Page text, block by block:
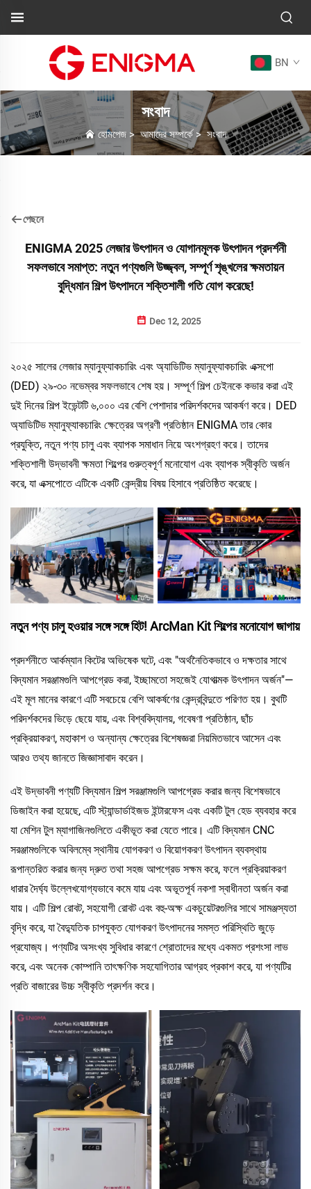
BN
সংবাদ
হোমপেজ >আমাদের সম্পর্কে>সংবাদ
পেছনে
ENIGMA 2025 লেজার উৎপাদন ও যোগানমূলক উৎপাদন প্রদর্শনী
সফলভাবে সমাপ্ত: নতুন পণ্যগুলি উজ্জ্বল, সম্পূর্ণ শৃঙ্খলের ক্ষমতায়ন
বুদ্ধিমান শিল্প উৎপাদনে শক্তিশালী গতি যোগ করেছে!
Dec 12, 2025
২০২৫ সালের লেজার ম্যানুফ্যাকচারিং এবং অ্যাডিটিভ ম্যানুফ্যাকচারিং এক্সপো
(DED) ২৯-৩০ নভেম্বর সফলভাবে শেষ হয়। সম্পূর্ণ শিল্প চেইনকে কভার করা এই
দুই দিনের শিল্প ইভেন্টটি ৬,০০০ এর বেশি পেশাদার পরিদর্শকদের আকর্ষণ করে। DED
অ্যাডিটিভ ম্যানুফ্যাকচারিং ক্ষেত্রের অগ্রণী প্রতিষ্ঠান ENIGMA তার কোর
প্রযুক্তি, নতুন পণ্য চালু এবং ব্যাপক সমাধান নিয়ে অংশগ্রহণ করে। তাদের
শক্তিশালী উদ্ভাবনী ক্ষমতা শিল্পের গুরুত্বপূর্ণ মনোযোগ এবং ব্যাপক স্বীকৃতি অর্জন
করে, যা এক্সপোতে এটিকে একটি কেন্দ্রীয় বিষয় হিসাবে প্রতিষ্ঠিত করেছে।
নতুন পণ্য চালু হওয়ার সঙ্গে সঙ্গে হিট! ArcMan Kit শিল্পের মনোযোগ জাগায়
প্রদর্শনীতে আর্কম্যান কিটের অভিষেক ঘটে, এবং "অর্থনৈতিকভাবে ও দক্ষতার সাথে
বিদ্যমান সরঞ্জামগুলি আপগ্রেড করা, ইচ্ছামতো সহজেই যোগাত্মক উৎপাদন অর্জন"—
এই মূল মানের কারণে এটি সবচেয়ে বেশি আকর্ষণের কেন্দ্রবিন্দুতে পরিণত হয়। বুথটি
পরিদর্শকদের ভিড়ে ছেয়ে যায়, এবং বিশ্ববিদ্যালয়, গবেষণা প্রতিষ্ঠান, ছাঁচ
প্রক্রিয়াকরণ, মহাকাশ ও অন্যান্য ক্ষেত্রের বিশেষজ্ঞরা নিয়মিতভাবে আসেন এবং
আরও তথ্য জানতে জিজ্ঞাসাবাদ করেন।
এই উদ্ভাবনী পণ্যটি বিদ্যমান শিল্প সরঞ্জামগুলি আপগ্রেড করার জন্য বিশেষভাবে
ডিজাইন করা হয়েছে, এটি স্ট্যান্ডার্ডাইজড ইন্টারফেস এবং একটি টুল হেড ব্যবহার করে
যা মেশিন টুল ম্যাগাজিনগুলিতে একীভূত করা যেতে পারে। এটি বিদ্যমান CNC
সরঞ্জামগুলিকে অবিলম্বে স্থানীয় যোগকরণ ও বিয়োগকরণ উৎপাদন ব্যবস্থায়
রূপান্তরিত করার জন্য দ্রুত তথা সহজ আপগ্রেড সক্ষম করে, ফলে প্রক্রিয়াকরণ
ধারার দৈর্ঘ্য উল্লেখযোগ্যভাবে কমে যায় এবং অভূতপূর্ব নকশা স্বাধীনতা অর্জন করা
যায়। এটি শিল্প রোবট, সহযোগী রোবট এবং বহু-অক্ষ একচুয়েটরগুলির সাথে সামঞ্জস্যতা
বৃদ্ধি করে, যা বৈদ্যুতিক চাপযুক্ত যোগকরণ উৎপাদনের সমস্ত পরিস্থিতি জুড়ে
প্রযোজ্য। পণ্যটির অসংখ্য সুবিধার কারণে শ্রোতাদের মধ্যে একমত প্রশংসা লাভ
করে, এবং অনেক কোম্পানি তাৎক্ষণিক সহযোগিতার আগ্রহ প্রকাশ করে, যা পণ্যটির
প্রতি বাজারের উচ্চ স্বীকৃতি প্রদর্শন করে।